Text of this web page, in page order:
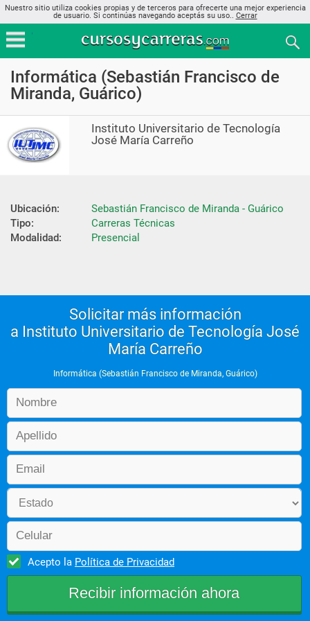
Nuestro sitio utiliza cookies propias y de terceros para ofrecerte una mejor experiencia
de usuario. Si continúas navegando aceptás su uso.. Cerrar
Informática (Sebastián Francisco de
Miranda, Guárico)
Instituto Universitario de Tecnología
José María Carreño
Ubicación:
Sebastián Francisco de Miranda - Guárico
Tipo:
Carreras Técnicas
Modalidad:
Presencial
Solicitar más información
a Instituto Universitario de Tecnología José
María Carreño
Informática (Sebastián Francisco de Miranda, Guárico)
Acepto la Política de Privacidad